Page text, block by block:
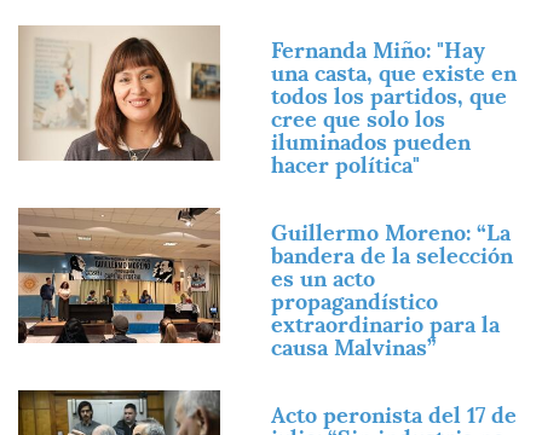
Imagen
Fernanda Miño: "Hay
una casta, que existe en
todos los partidos, que
cree que solo los
iluminados pueden
hacer política"
Imagen
Guillermo Moreno: “La
bandera de la selección
es un acto
propagandístico
extraordinario para la
causa Malvinas”
Imagen
Acto peronista del 17 de